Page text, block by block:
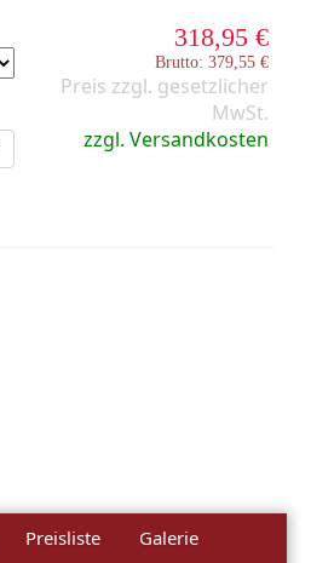
318,95 €
Brutto: 379,55 €
Preis zzgl. gesetzlicher
MwSt.
zzgl. Versandkosten
Preisliste
Galerie